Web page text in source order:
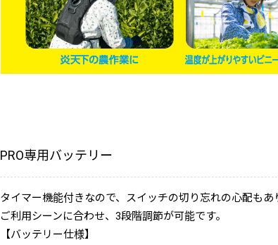
PRO専用バッテリー
タイマー機能付きなので、スイッチの切り忘れの心配もあ
ご利用シーンに合わせ、3段階調節が可能です。
【バッテリー仕様】